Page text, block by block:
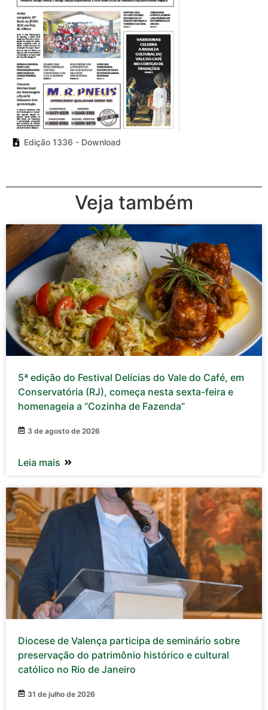
Edição 1336 - Download
Veja também
5ª edição do Festival Delícias do Vale do Café, em
Conservatória (RJ), começa nesta sexta-feira e
homenageia a “Cozinha de Fazenda”
3 de agosto de 2026
Leia mais
Diocese de Valença participa de seminário sobre
preservação do patrimônio histórico e cultural
católico no Rio de Janeiro
31 de julho de 2026